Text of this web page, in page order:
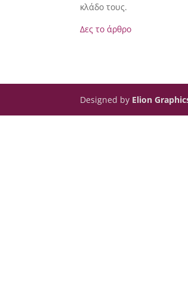
κλάδο τους.
Δες το άρθρο
Designed by Elion